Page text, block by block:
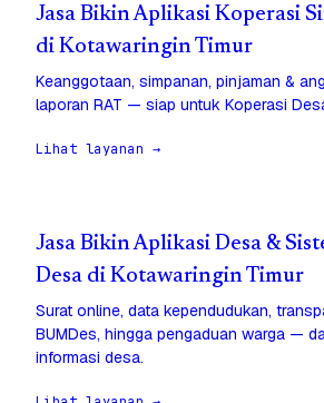
Jasa Bikin Aplikasi Koperasi
di Kotawaringin Timur
Keanggotaan, simpanan, pinjaman &
laporan RAT — siap untuk Koperasi
Lihat layanan →
Jasa Bikin Aplikasi Desa &
Desa di Kotawaringin Timur
Surat online, data kependudukan,
BUMDes, hingga pengaduan warga —
informasi desa.